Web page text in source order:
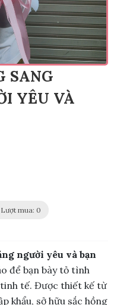
SANG
YÊU VÀ
mua: 0
người yêu và bạn
để bạn bày tỏ tình
tế. Được thiết kế từ
khẩu, sở hữu sắc hồng